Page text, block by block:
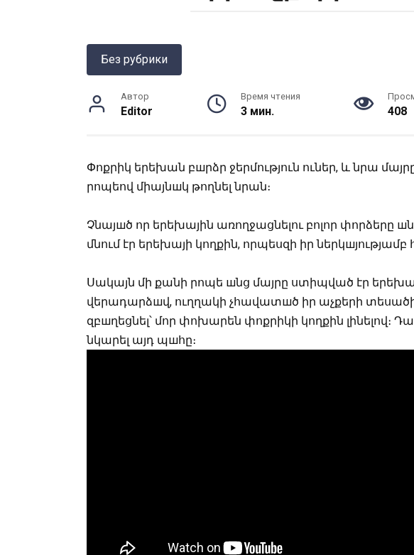
Без рубрики
Автор
Editor
Время чтения
3 мин. 408
Փոքրիկ երեխան բшրձր ջերմություն ուներ, և նրա
րոպեով միայնшկ թողնել նրան։
Չնայшծ որ երեխային առողջացնելու բոլոր փորձերը
մնում էր երեխայի կողքին, որպեսզի իր
Սակայն մի քանի րոպե шնց մայրը ստիպված էր
վերադարձшվ, ուղղակի չհավատшծ իր աչքերի տեսածին
զբшղեցնել՝ մոր փոխարեն փոքրիկի կողքին լինելով։
նկարել այդ պшհը։